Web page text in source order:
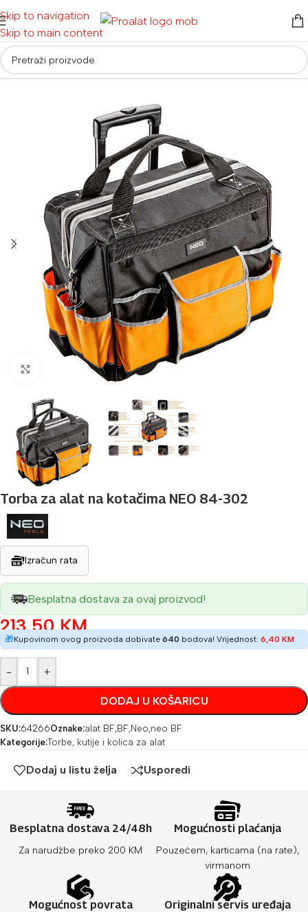
Skip to navigation
Skip to main content
Početna/ Ručni alati i oprema
Povećaj sliku
Torba za alat na kotačima NEO 84-302
Izračun rata
Besplatna dostava za ovaj proizvod!
213,50KM
🎁Kupovinom ovog proizvoda dobivate 640 bodova! Vrijednost: 6,40 KM
- +
DODAJ U KOŠARICU
SKU:64266Oznake:alat BF,BF,Neo,neo BF
Kategorije:Torbe, kutije i kolica za alat
Dodaj u listu želja Usporedi
Besplatna dostava 24/48h
Za narudžbe preko 200 KM
Mogućnosti plaćanja
Pouzećem, karticama (na rate),
virmanom
Mogućnost povrata
Originalni servis uređaja